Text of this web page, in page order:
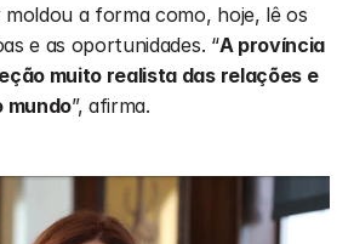
moldou a forma como, hoje, lê os
e as oportunidades. “A província
muito realista das relações e
mundo”, afirma.